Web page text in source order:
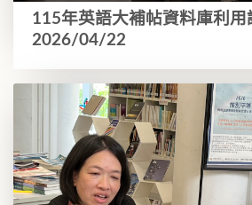
115年英語大補帖資料庫利用
2026/04/22